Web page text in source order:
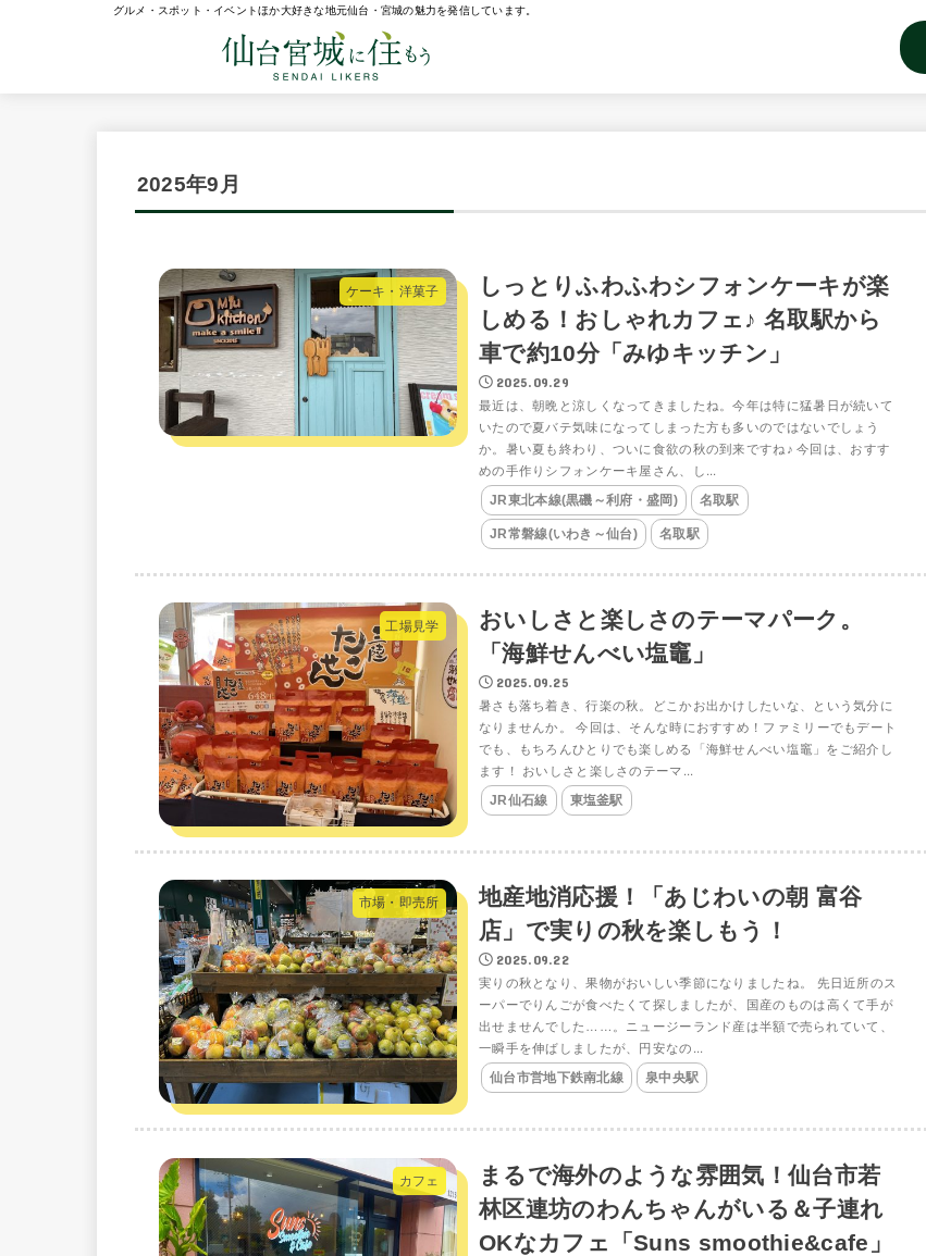
グルメ・スポット・イベントほか大好きな地元仙台・宮城の魅力を発信しています。
2025年9月
ケーキ・洋菓子
しっとりふわふわシフォンケーキが楽
しめる！おしゃれカフェ♪ 名取駅から
車で約10分「みゆキッチン」
2025.09.29
最近は、朝晩と涼しくなってきましたね。今年は特に猛暑日が続いて
いたので夏バテ気味になってしまった方も多いのではないでしょう
か。暑い夏も終わり、ついに食欲の秋の到来ですね♪ 今回は、おすす
めの手作りシフォンケーキ屋さん、し...
JR東北本線(黒磯～利府・盛岡) 名取駅
JR常磐線(いわき～仙台) 名取駅
工場見学
おいしさと楽しさのテーマパーク。
「海鮮せんべい塩竈」
2025.09.25
暑さも落ち着き、行楽の秋。どこかお出かけしたいな、という気分に
なりませんか。 今回は、そんな時におすすめ！ファミリーでもデート
でも、もちろんひとりでも楽しめる「海鮮せんべい塩竈」をご紹介し
ます！ おいしさと楽しさのテーマ...
JR仙石線 東塩釜駅
市場・即売所
地産地消応援！「あじわいの朝 富谷
店」で実りの秋を楽しもう！
2025.09.22
実りの秋となり、果物がおいしい季節になりましたね。 先日近所のス
ーパーでりんごが食べたくて探しましたが、国産のものは高くて手が
出せませんでした……。ニュージーランド産は半額で売られていて、
一瞬手を伸ばしましたが、円安なの...
仙台市営地下鉄南北線 泉中央駅
カフェ
まるで海外のような雰囲気！仙台市若
林区連坊のわんちゃんがいる＆子連れ
OKなカフェ「Suns smoothie&cafe」